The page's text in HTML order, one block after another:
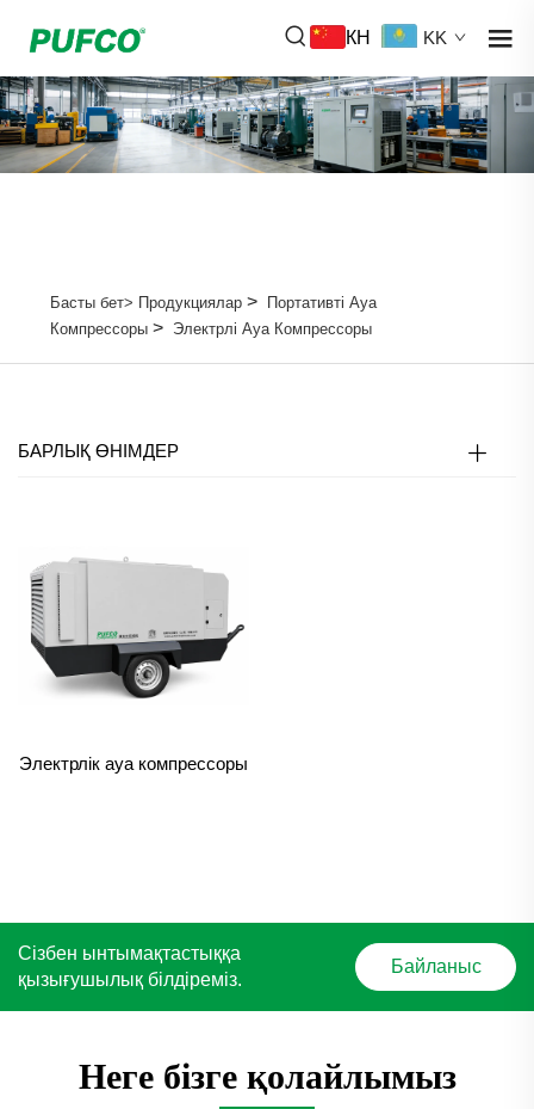
КН KK
Басты бет> Продукциялар>
Портативті Ауа
Компрессоры> Электрлі Ауа Компрессоры
БАРЛЫҚ ӨНІМДЕР
Электрлік ауа компрессоры
Сізбен ынтымақтастыққа
қызығушылық білдіреміз.
Байланыс
Неге бізге қолайлымыз